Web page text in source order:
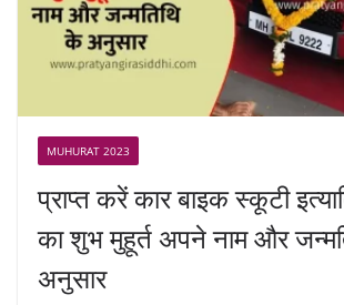
MUHURAT 2023
प्राप्त करें कार बाइक स्कूटी
का शुभ मुहूर्त अपने नाम और
अनुसार